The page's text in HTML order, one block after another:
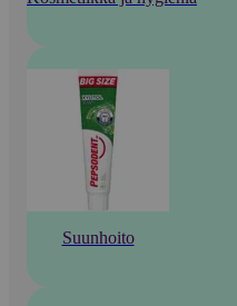
Suunhoito